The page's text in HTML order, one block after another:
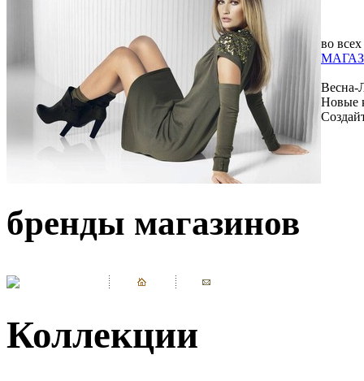
во всех
Весна-
Новые
бренды магазинов
Коллекции